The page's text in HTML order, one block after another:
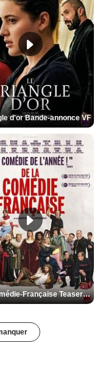
d'or Bande-annonce VF
De la Comédie-Française Teaser VF